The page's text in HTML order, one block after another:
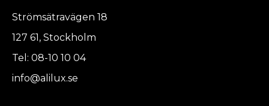
Strömsätravägen 18
127 61, Stockholm
Tel: 08-10 10 04
info@alilux.se